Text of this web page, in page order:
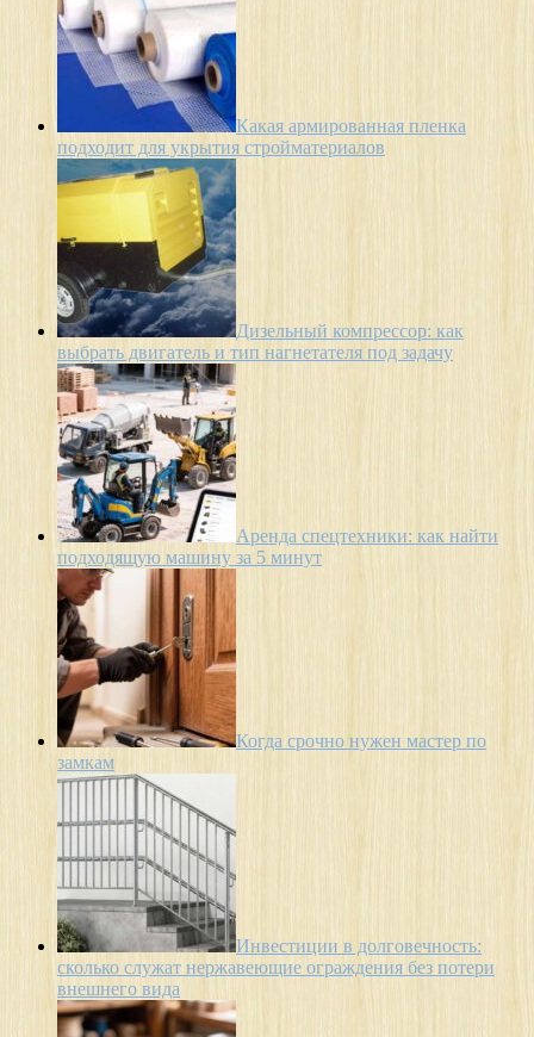
Какая армированная пленка
подходит для укрытия стройматериалов
Дизельный компрессор: как
выбрать двигатель и тип нагнетателя под задачу
Аренда спецтехники: как найти
подходящую машину за 5 минут
Когда срочно нужен мастер по
замкам
Инвестиции в долговечность:
сколько служат нержавеющие ограждения без потери
внешнего вида